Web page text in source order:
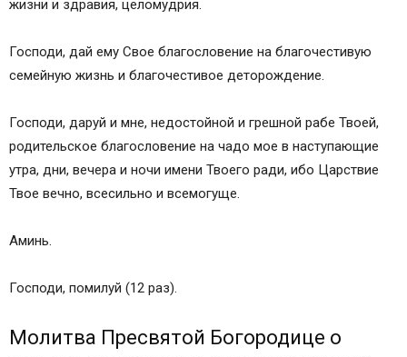
жизни и здравия, целомудрия.
Господи, дай ему Свое благословение на благочестивую
семейную жизнь и благочестивое деторождение.
Господи, даруй и мне, недостойной и грешной рабе Твоей,
родительское благословение на чадо мое в наступающие
утра, дни, вечера и ночи имени Твоего ради, ибо Царствие
Твое вечно, всесильно и всемогуще.
Аминь.
Господи, помилуй (12 раз).
Молитва Пресвятой Богородице о